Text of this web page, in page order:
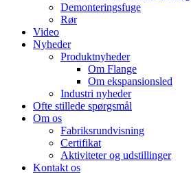
Demonteringsfuge
Rør
Video
Nyheder
Produktnyheder
Om Flange
Om ekspansionsled
Industri nyheder
Ofte stillede spørgsmål
Om os
Fabriksrundvisning
Certifikat
Aktiviteter og udstillinger
Kontakt os